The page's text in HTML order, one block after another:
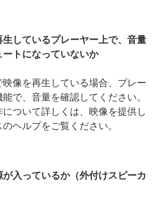
しているプレーヤー上で、音量
トになっていないか
像を再生している場合、プレー
で、音量を確認してください。
ついて詳しくは、映像を提供し
ヘルプをご覧ください。
入っているか（外付けスピーカ